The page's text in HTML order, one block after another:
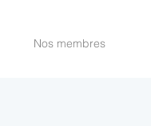
Nos membres